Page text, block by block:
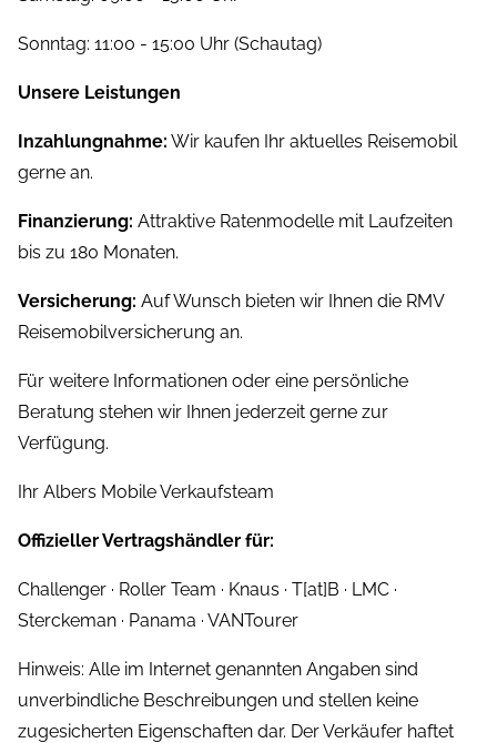
Sonntag: 11:00 - 15:00 Uhr (Schautag)
Unsere Leistungen
Inzahlungnahme: Wir kaufen Ihr aktuelles Reisemobil
gerne an.
Finanzierung: Attraktive Ratenmodelle mit Laufzeiten
bis zu 180 Monaten.
Versicherung: Auf Wunsch bieten wir Ihnen die RMV
Reisemobilversicherung an.
Für weitere Informationen oder eine persönliche
Beratung stehen wir Ihnen jederzeit gerne zur
Verfügung.
Ihr Albers Mobile Verkaufsteam
Offizieller Vertragshändler für:
Challenger · Roller Team · Knaus · T[at]B · LMC ·
Sterckeman · Panama · VANTourer
Hinweis: Alle im Internet genannten Angaben sind
unverbindliche Beschreibungen und stellen keine
zugesicherten Eigenschaften dar. Der Verkäufer haftet